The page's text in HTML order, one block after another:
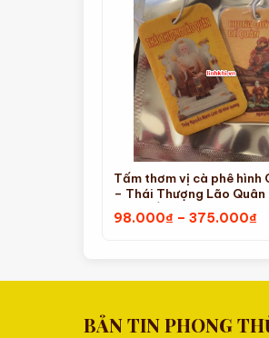
Tấm thơm vị cà phê hình
– Thái Thượng Lão
98.000₫ – 375.000₫
BẢN TIN PHONG